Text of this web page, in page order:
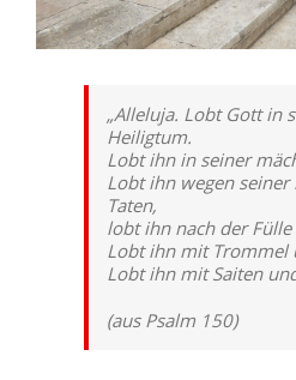
„Alleluja. Lobt Gott in
Heiligtum.
Lobt ihn in seiner
Lobt ihn wegen
Taten,
lobt ihn nach der Fülle
Lobt ihn mit Trommel
Lobt ihn mit Saiten
(aus Psalm 150)